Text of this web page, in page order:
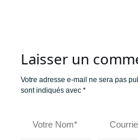
Laisser un
Votre adresse e-mail ne sera pas
sont indiqués avec *